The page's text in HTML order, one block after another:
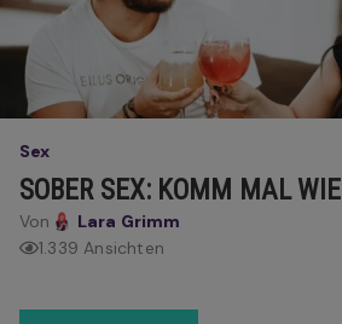
Sex
SOBER SEX: KOMM MAL
Von
Lara Grimm
1.339 Ansichten